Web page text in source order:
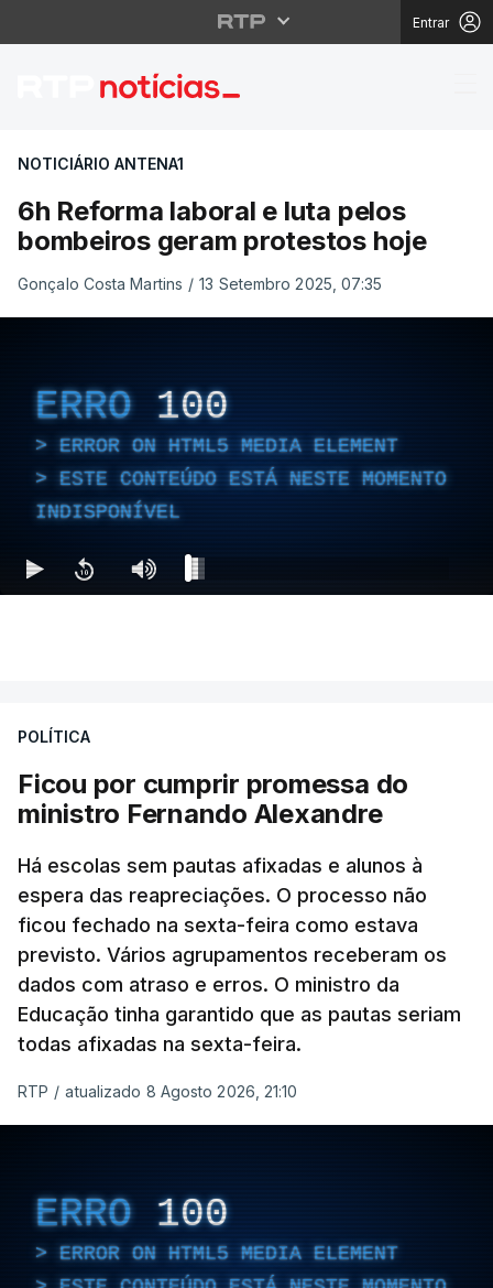
Entrar
6h Reforma laboral e
NOTICIÁRIO ANTENA1
6h Reforma laboral e luta pelos
bombeiros geram protestos hoje
Gonçalo Costa Martins / 13 Setembro 2025, 07:35
ERRO 100
ERROR ON HTML5 MEDIA ELEMENT
ESTE CONTEÚDO ESTÁ NESTE MOMENTO
INDISPONÍVEL
POLÍTICA
Ficou por cumprir promessa do
ministro Fernando Alexandre
Há escolas sem pautas afixadas e alunos à
espera das reapreciações. O processo não
ficou fechado na sexta-feira como estava
previsto. Vários agrupamentos receberam os
dados com atraso e erros. O ministro da
Educação tinha garantido que as pautas seriam
todas afixadas na sexta-feira.
RTP / atualizado 8 Agosto 2026, 21:10
ERRO 100
ERROR ON HTML5 MEDIA ELEMENT